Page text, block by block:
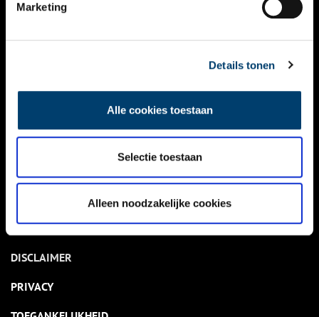
Marketing
Details tonen
Alle cookies toestaan
Selectie toestaan
Alleen noodzakelijke cookies
NIEUWS
KALENDER
ACTIVITEITEN
NIEUWSBRIEF
DISCLAIMER
PRIVACY